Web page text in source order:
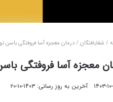
/ شفایافتگان /درمان معجزه آسا فروفتگی باسن
معجزه آسا فروفتگی
۱۰-۲۰ آخرین به روز رسانی: ۱۴۰۳-۱۰-۲۰